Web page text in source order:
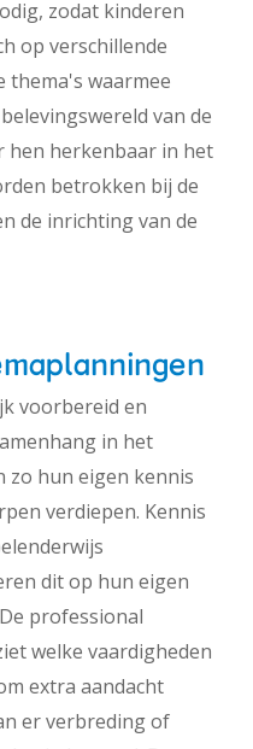
zodat kinderen
op verschillende
thema's waarmee
van de
hen herkenbaar in het
betrokken bij de
de inrichting van de
voorbereid en
in het
zo hun eigen kennis
verdiepen. Kennis
dit op hun eigen
professional
welke vaardigheden
extra aandacht
er verbreding of